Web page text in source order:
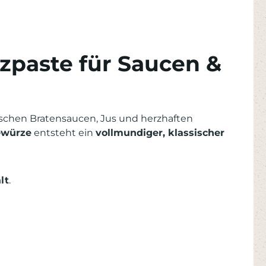
für Saucen &
Bratensaucen, Jus und herzhaften
entsteht ein vollmundiger, klassischer
.